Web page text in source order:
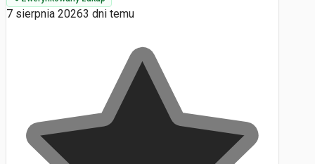
7 sierpnia 20263 dni temu